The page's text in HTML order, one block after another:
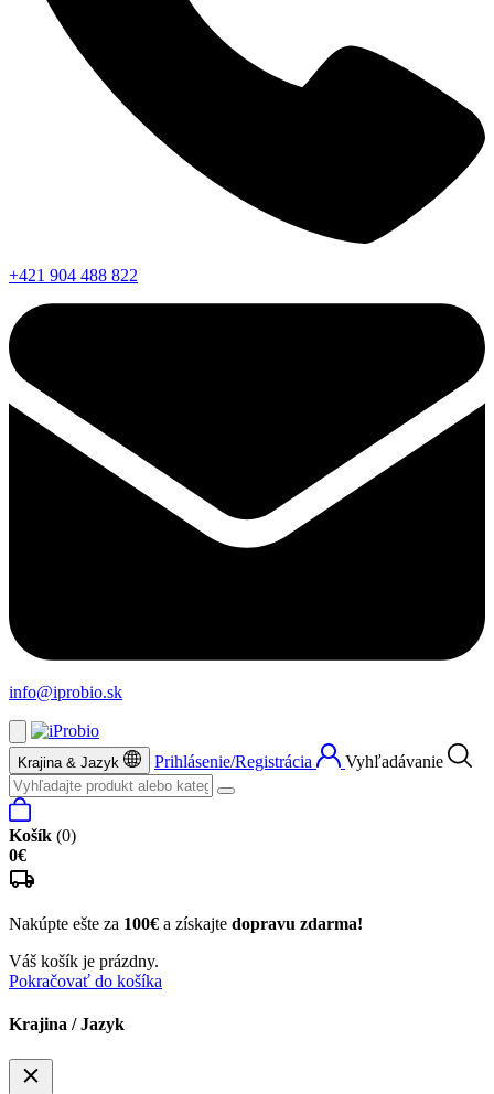
+421 904 488 822
info@iprobio.sk
Krajina & Jazyk Prihlásenie/Registrácia Vyhľadávanie
Košík (0)
0€
Nakúpte ešte za 100€ a získajte dopravu zdarma!
Váš košík je prázdny.
Pokračovať do košíka
Krajina / Jazyk